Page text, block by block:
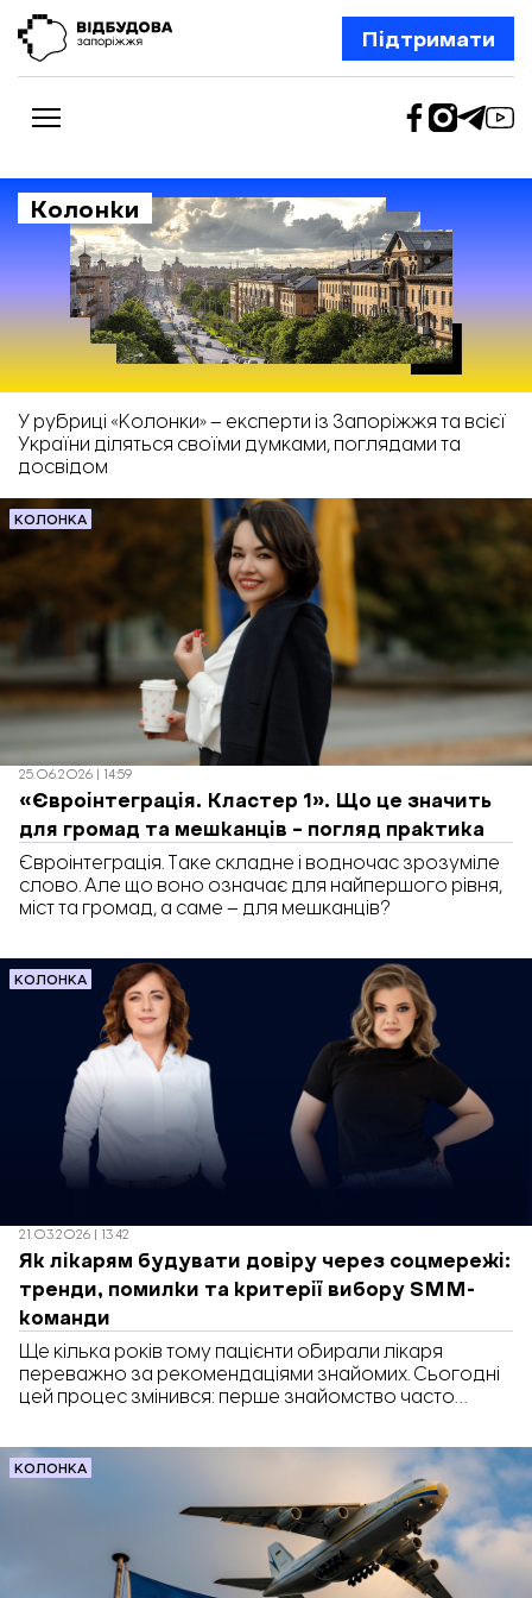
Підтримати
Новини
Відбудова Запоріжжя
Ексклюзив
Бізнес
Шлях додому
Відбудова. Життя
Про нас
Редакційна політика
Колонки
У рубриці «Колонки» – експерти із Запоріжжя та всієї
України діляться своїми думками, поглядами та
досвідом
КОЛОНКА
25.06.2026 | 14:59
«Євроінтеграція. Кластер 1». Що це значить
для громад та мешканців – погляд практика
Євроінтеграція. Таке складне і водночас зрозуміле
слово. Але що воно означає для найпершого рівня,
міст та громад, а саме – для мешканців?
КОЛОНКА
21.03.2026 | 13:42
Як лікарям будувати довіру через соцмережі:
тренди, помилки та критерії вибору SMM-
команди
Ще кілька років тому пацієнти обирали лікаря
переважно за рекомендаціями знайомих. Сьогодні
цей процес змінився: перше знайомство часто
КОЛОНКА